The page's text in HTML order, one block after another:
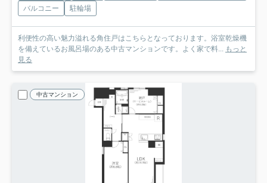
バルコニー
駐輪場
利便性の高い魅力溢れる角住戸はこちらとなっております。浴室乾燥機
を備えているお風呂場のある中古マンションです。よく家で料... もっと
見る
中古マンション